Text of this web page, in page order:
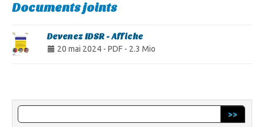
Documents joints
Devenez IDSR - Affiche
20 mai 2024 - PDF - 2.3 Mio
>>